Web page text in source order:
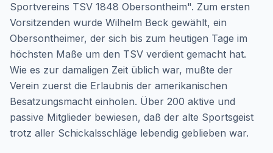
Sportvereins TSV 1848 Obersontheim". Zum ersten
Vorsitzenden wurde Wilhelm Beck gewählt, ein
Obersontheimer, der sich bis zum heutigen Tage im
höchsten Maße um den TSV verdient gemacht hat.
Wie es zur damaligen Zeit üblich war, mußte der
Verein zuerst die Erlaubnis der amerikanischen
Besatzungsmacht einholen. Über 200 aktive und
passive Mitglieder bewiesen, daß der alte Sportsgeist
trotz aller Schickalsschläge lebendig geblieben war.